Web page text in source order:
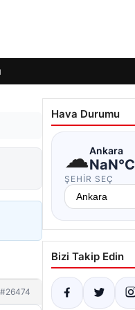
#26474
Hava Durumu
☁Ankara
NaN°C
ŞEHIR SEÇ
Bizi Takip Edin